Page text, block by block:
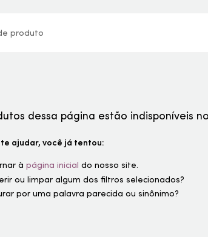
produto
dessa página estão indisponíveis
te ajudar, você já tentou:
àpágina inicial do nosso site.
ou limpar algum dos filtros selecionados?
por uma palavra parecida ou sinônimo?